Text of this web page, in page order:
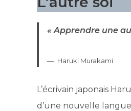
« Apprendre une
Haruki Murakami
L’écrivain japonais
d’une nouvelle